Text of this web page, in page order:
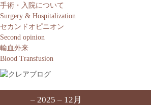
手術・入院について
Surgery & Hospitalization
セカンドオピニオン
Second opinion
輸血外来
Blood Transfusion
– 2025 – 12月